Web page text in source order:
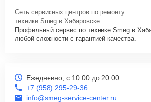
Сеть сервисных центров по ремонту
техники Smeg в Хабаровске.
Профильный сервис по технике Smeg в
любой сложности с гарантией качества.
Ежедневно, с 10:00 до 20:00
+7 (958) 295-29-36
info@smeg-service-center.ru